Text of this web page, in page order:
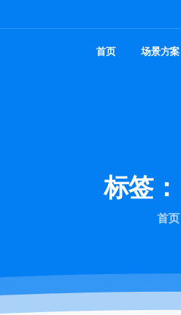
首页 场景方案
标签：
首页